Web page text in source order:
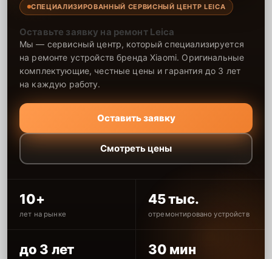
СПЕЦИАЛИЗИРОВАННЫЙ СЕРВИСНЫЙ ЦЕНТР LEICA
Оставьте заявку на ремонт Leica
Мы — сервисный центр, который специализируется
на ремонте устройств бренда Xiaomi. Оригинальные
комплектующие, честные цены и гарантия до 3 лет
на каждую работу.
Оставить заявку
Смотреть цены
10+
лет на рынке
45 тыс.
отремонтировано устройств
до 3 лет 30 мин